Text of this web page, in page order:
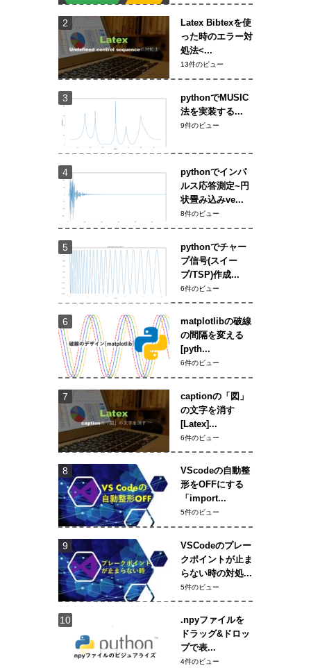
Latex Bibtexを使
った時のエラー対
処法<...
13件のビュー
pythonでMUSIC
法を実装する...
9件のビュー
pythonでインパ
ルス応答測定~円
状畳み込みve...
8件のビュー
pythonでチャー
プ信号(スイー
プ/TSP)作成...
6件のビュー
matplotlibの破線
の間隔を変える
[pyth...
6件のビュー
captionの「図」
の文字を消す
[Latex]...
6件のビュー
VScodeの自動整
形をOFFにする
「import...
5件のビュー
VSCodeのプレー
クポイントが止ま
らない時の対処...
5件のビュー
.npyファイルを
ドラッグ&ドロッ
プで表...
4件のビュー